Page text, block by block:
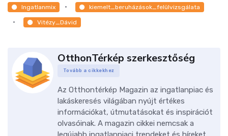
Ingatlanmix kiemelt_beruházások_felülvizsgálata
Vitézy_Dávid
OtthonTérkép szerkesztőség
Tovább a cikkekhez
Az Otthontérkép Magazin az ingatlanpiac és
lakáskeresés világában nyújt értékes
információkat, útmutatásokat és inspirációt
olvasóinak. A magazin cikkei nemcsak a